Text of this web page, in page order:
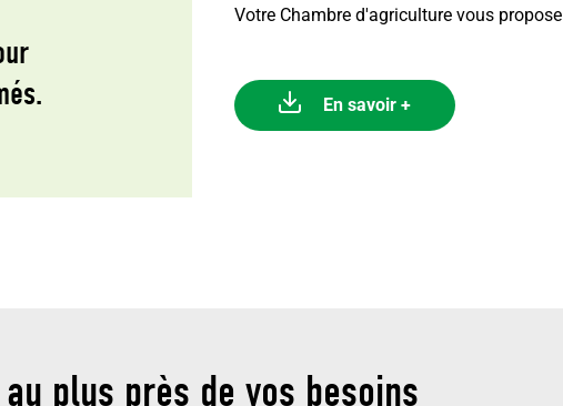
Votre Chambre d'agriculture vous propose
En savoir +
plus près de vos besoins